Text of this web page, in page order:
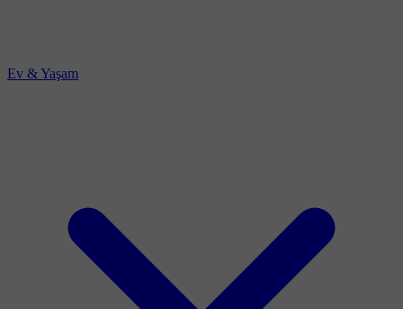
Ev & Yaşam